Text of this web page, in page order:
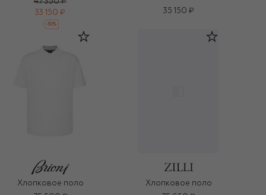
33 150 ₽
-30%
35 150 ₽
Хлопковое поло
Хлопковое поло